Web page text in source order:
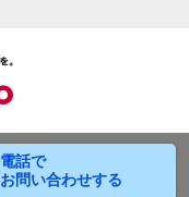
電話で
お問い合わせする